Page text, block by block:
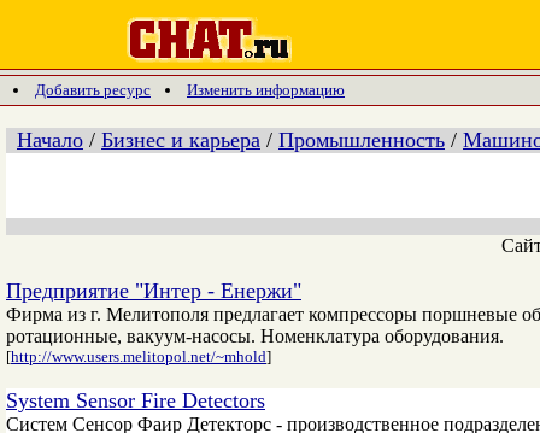
Добавить ресурс Изменить информацию
Начало / Бизнес и карьера / Промышленность /
Предприятие "Интер - Енержи"
Фирма из г. Мелитополя предлагает компрессоры поршневые
ротационные, вакуум-насосы. Номенклатура оборудования.
[http://www.users.melitopol.net/~mhold]
System Sensor Fire Detectors
Систем Сенсор Фаир Детекторс - производственное